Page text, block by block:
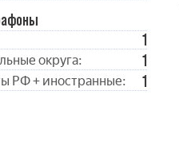
1
округа: 1
РФ + иностранные: 1